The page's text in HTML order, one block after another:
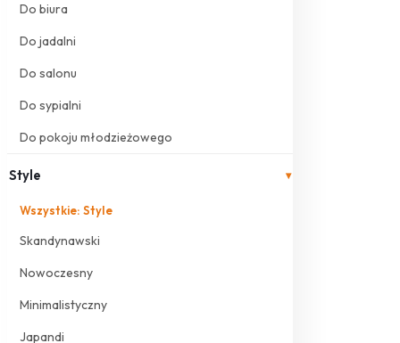
Do biura
Do jadalni
Do salonu
Do sypialni
Do pokoju młodzieżowego
Style ▾
Wszystkie: Style
Skandynawski
Nowoczesny
Minimalistyczny
Japandi